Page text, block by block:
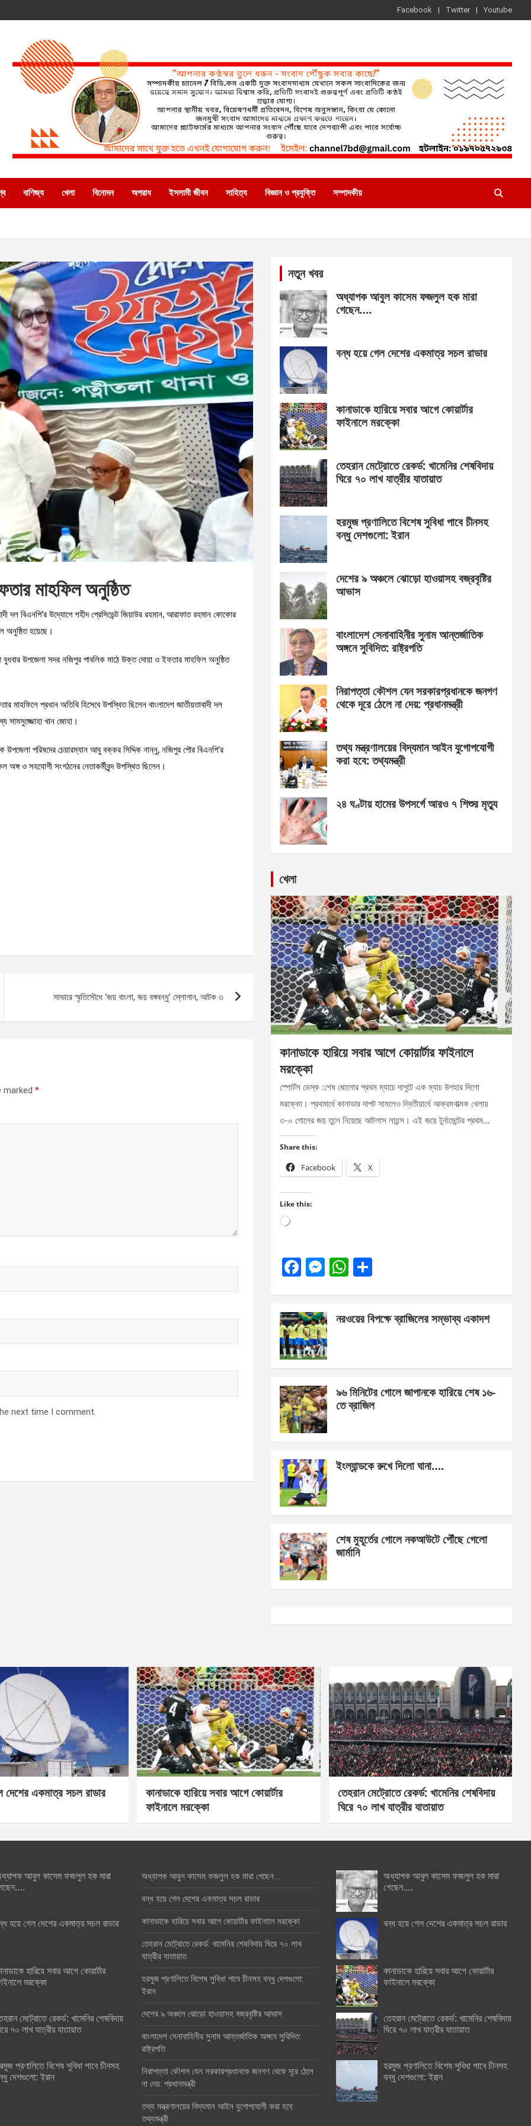
Facebook Twitter Youtube
বাণিজ্য খেলা বিনোদন অপরাধ ইসলামী জীবন সাহিত্য বিজ্ঞান ও প্রযুক্তি সম্পাদকীয়
মাহফিল অনুষ্ঠিত
দল বিএনপি’র উদ্যোগে শহীদ প্রেসিডেন্ট জিয়াউর রহমান, আরাফাত রহমান কোকোর
অনুষ্ঠিত হয়েছে।
উপজেলা সদর নজিপুর পাবলিক মাঠে উক্ত দোয়া ও ইফতার মাহফিল অনুষ্ঠিত
প্রধান অতিথি হিসেবে উপস্থিত ছিলেন বাংলাদেশ জাতীয়তাবাদী দল
সামসুজ্জোহা খান জোহা।
পরিষদের চেয়ারম্যান আবু বক্কর সিদ্দিক নান্নু, নজিপুর পৌর বিএনপি’র
ও সহযোগী সংগঠনের নেতাকর্মীবৃন্দ উপস্থিত ছিলেন।
সাভারে স্মৃতিসৌধে ‘জয় বাংলা, জয় বঙ্গবন্ধু’ স্লোগান, আটক ৩
marked *
next time I comment.
নতুন খবর
অধ্যাপক আবুল কাসেম ফজলুল হক মারা
গেছেন….
বন্ধ হয়ে গেল দেশের একমাত্র সচল রাডার
কানাডাকে হারিয়ে সবার আগে কোয়ার্টার
ফাইনালে মরক্কো
তেহরান মেট্রোতে রেকর্ড: খামেনির শেষবিদায়
ঘিরে ৭০ লাখ যাত্রীর যাতায়াত
হরমুজ প্রণালিতে বিশেষ সুবিধা পাবে চীনসহ
বন্ধু দেশগুলো: ইরান
দেশের ৯ অঞ্চলে ঝোড়ো হাওয়াসহ বজ্রবৃষ্টির
আভাস
বাংলাদেশ সেনাবাহিনীর সুনাম আন্তর্জাতিক
অঙ্গনে সুবিদিত: রাষ্ট্রপতি
নিরাপত্তা কৌশল যেন সরকারপ্রধানকে জনগণ
থেকে দূরে ঠেলে না দেয়: প্রধানমন্ত্রী
তথ্য মন্ত্রণালয়ের বিদ্যমান আইন যুগোপযোগী
করা হবে: তথ্যমন্ত্রী
২৪ ঘণ্টায় হামের উপসর্গে আরও ৭ শিশুর মৃত্যু
খেলা
কানাডাকে হারিয়ে সবার আগে কোয়ার্টার ফাইনালে
মরক্কো
স্পোর্টস ডেস্ক :শেষ ষোলোর প্রথম ম্যাচে দাপুটে এক ম্যাচ উপহার দিলো
মরক্কো। প্রথমার্ধে কানাডার দাপট সামলেও দ্বিতীয়ার্ধে আক্রমণাত্মক খেলায়
৩-০ গোলের জয় তুলে নিয়েছে আটলাস লায়ন্স। এই জয়ে টুর্নামেন্টের প্রথম…
Share this:
Facebook X
Like this:
Loading…
F
b
o
o
k
M
n
g
er
W
s
e
নরওয়ের বিপক্ষে ব্রাজিলের সম্ভাব্য একাদশ
৯৬ মিনিটের গোলে জাপানকে হারিয়ে শেষ ১৬-
তে ব্রাজিল
ইংল্যান্ডকে রুখে দিলো ঘানা….
শেষ মুহূর্তের গোলে নকআউটে পৌঁছে গেলো
জার্মানি
দেশের একমাত্র সচল রাডার
কানাডাকে হারিয়ে সবার আগে কোয়ার্টার
ফাইনালে মরক্কো
তেহরান মেট্রোতে রেকর্ড: খামেনির শেষবিদায়
ঘিরে ৭০ লাখ যাত্রীর যাতায়াত
আবুল কাসেম ফজলুল হক মারা
হয়ে গেল দেশের একমাত্র সচল রাডার
হারিয়ে সবার আগে কোয়ার্টার
মরক্কো
মেট্রোতে রেকর্ড: খামেনির শেষবিদায়
৭০ লাখ যাত্রীর যাতায়াত
প্রণালিতে বিশেষ সুবিধা পাবে চীনসহ
দেশগুলো: ইরান
অধ্যাপক আবুল কাসেম ফজলুল হক মারা গেছেন….
বন্ধ হয়ে গেল দেশের একমাত্র সচল রাডার
কানাডাকে হারিয়ে সবার আগে কোয়ার্টার ফাইনালে মরক্কো
তেহরান মেট্রোতে রেকর্ড: খামেনির শেষবিদায় ঘিরে ৭০ লাখ
যাত্রীর যাতায়াত
হরমুজ প্রণালিতে বিশেষ সুবিধা পাবে চীনসহ বন্ধু দেশগুলো:
ইরান
দেশের ৯ অঞ্চলে ঝোড়ো হাওয়াসহ বজ্রবৃষ্টির আভাস
বাংলাদেশ সেনাবাহিনীর সুনাম আন্তর্জাতিক অঙ্গনে সুবিদিত:
রাষ্ট্রপতি
নিরাপত্তা কৌশল যেন সরকারপ্রধানকে জনগণ থেকে দূরে ঠেলে
না দেয়: প্রধানমন্ত্রী
তথ্য মন্ত্রণালয়ের বিদ্যমান আইন যুগোপযোগী করা হবে:
তথ্যমন্ত্রী
অধ্যাপক আবুল কাসেম ফজলুল হক মারা
গেছেন….
বন্ধ হয়ে গেল দেশের একমাত্র সচল রাডার
কানাডাকে হারিয়ে সবার আগে কোয়ার্টার
ফাইনালে মরক্কো
তেহরান মেট্রোতে রেকর্ড: খামেনির শেষবিদায়
ঘিরে ৭০ লাখ যাত্রীর যাতায়াত
হরমুজ প্রণালিতে বিশেষ সুবিধা পাবে চীনসহ
বন্ধু দেশগুলো: ইরান